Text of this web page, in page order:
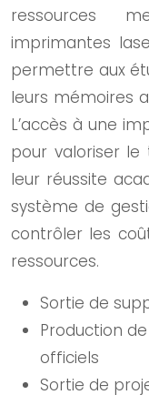
ressources
imprimantes
permettre aux
leurs mémoires
L’accès à une
pour valoriser
leur réussite
système de
contrôler les
ressources.
Sortie de
Production
officiels
Sortie de